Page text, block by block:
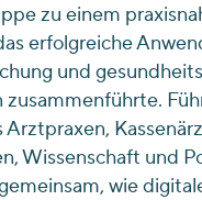
zu einem
erfolgreiche
und
zusammenführte.
Arztpraxen,
Wissenschaft und
wie